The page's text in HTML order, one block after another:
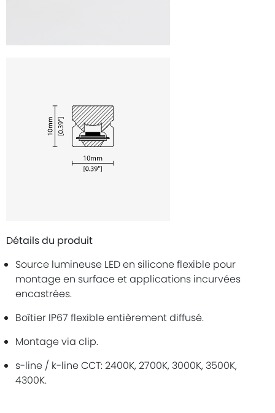
Détails du produit
Source lumineuse LED en silicone flexible pour
montage en surface et applications incurvées
encastrées.
Boîtier IP67 flexible entièrement diffusé.
Montage via clip.
s-line / k-line CCT: 2400K, 2700K, 3000K, 3500K,
4300K.